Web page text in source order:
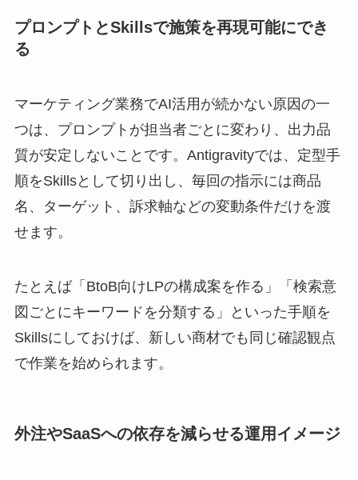
プロンプトとSkillsで施策を再現可能にでき
る
マーケティング業務でAI活用が続かない原因の一
つは、プロンプトが担当者ごとに変わり、出力品
質が安定しないことです。Antigravityでは、定型手
順をSkillsとして切り出し、毎回の指示には商品
名、ターゲット、訴求軸などの変動条件だけを渡
せます。
たとえば「BtoB向けLPの構成案を作る」「検索意
図ごとにキーワードを分類する」といった手順を
Skillsにしておけば、新しい商材でも同じ確認観点
で作業を始められます。
外注やSaaSへの依存を減らせる運用イメージ